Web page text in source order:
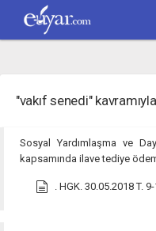
"vakıf senedi"
Sosyal Yardımlaşma ve
kapsamında ilave tediye
. HGK. 30.05.2018 T.